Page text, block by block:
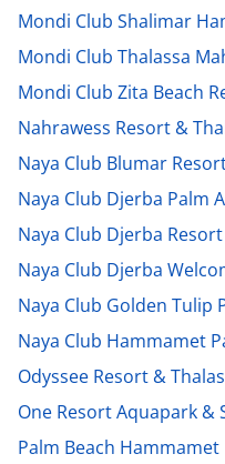
Mondi Club Shalimar
Mondi Club Thalassa
Mondi Club Zita Beach
Nahrawess Resort &
Naya Club Blumar
Naya Club Djerba Palm
Naya Club Djerba Resort
Naya Club Djerba
Naya Club Golden Tulip
Naya Club Hammamet
Odyssee Resort &
One Resort Aquapark &
Palm Beach Hammamet